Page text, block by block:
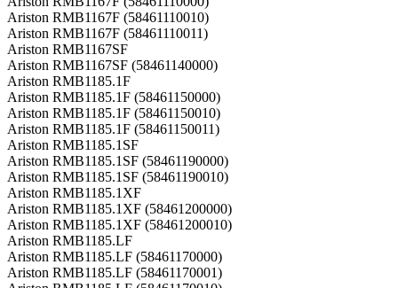
Ariston RMB1167F (58461110010)
Ariston RMB1167F (58461110011)
Ariston RMB1167SF
Ariston RMB1167SF (58461140000)
Ariston RMB1185.1F
Ariston RMB1185.1F (58461150000)
Ariston RMB1185.1F (58461150010)
Ariston RMB1185.1F (58461150011)
Ariston RMB1185.1SF
Ariston RMB1185.1SF (58461190000)
Ariston RMB1185.1SF (58461190010)
Ariston RMB1185.1XF
Ariston RMB1185.1XF (58461200000)
Ariston RMB1185.1XF (58461200010)
Ariston RMB1185.LF
Ariston RMB1185.LF (58461170000)
Ariston RMB1185.LF (58461170001)